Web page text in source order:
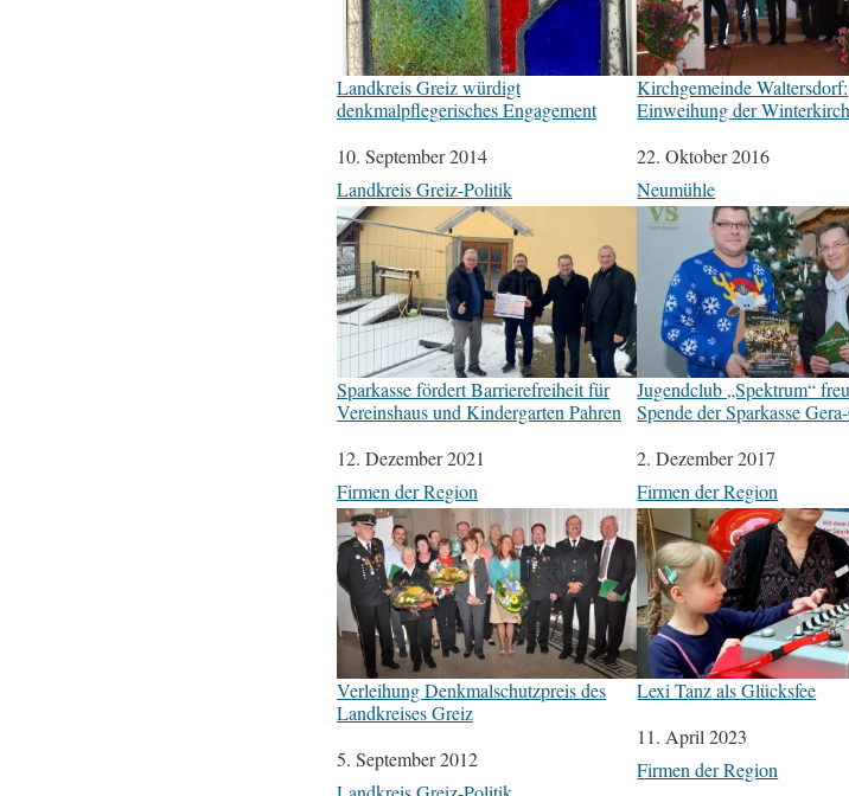
Landkreis Greiz würdigt
denkmalpflegerisches Engagement
Datum
10. September 2014
In Bezug auf
Landkreis Greiz-Politik
Kirchgemeinde Waltersdorf:
Einweihung der
Datum
22. Oktober 2016
In Bezug auf
Neumühle
Sparkasse fördert Barrierefreiheit für
Vereinshaus und Kindergarten Pahren
Datum
12. Dezember 2021
In Bezug auf
Firmen der Region
Jugendclub „Spektrum“
Spende der Sparkasse
Datum
2. Dezember 2017
In Bezug auf
Firmen der Region
Verleihung Denkmalschutzpreis des
Landkreises Greiz
Datum
5. September 2012
Lexi Tanz als Glücksfee
Datum
11. April 2023
In Bezug auf
Firmen der Region